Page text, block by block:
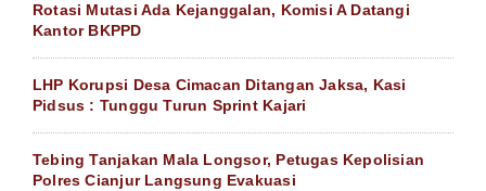
Rotasi Mutasi Ada Kejanggalan, Komisi A Datangi
Kantor BKPPD
LHP Korupsi Desa Cimacan Ditangan Jaksa, Kasi
Pidsus : Tunggu Turun Sprint Kajari
Tebing Tanjakan Mala Longsor, Petugas Kepolisian
Polres Cianjur Langsung Evakuasi